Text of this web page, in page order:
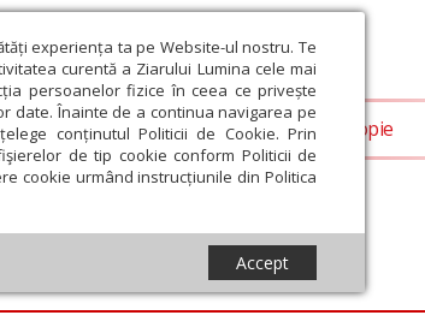
experiența ta pe Website-ul nostru. Te
curentă a Ziarului Lumina cele mai
persoanelor fizice în ceea ce privește
date. Înainte de a continua navigarea pe
conținutul Politicii de Cookie. Prin
de tip cookie conform Politicii de
cookie urmând instrucțiunile din Politica
Accept
Societate Opinii Filantropie